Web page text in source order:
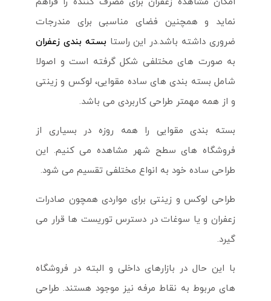
نماید و همچنین فضای مناسبی برای مندرجات
ضروری داشته باشد.در این راستابسته بندی زعفران
به صورت های مختلفی شکل گرفته است و اصولا
شامل بسته بندی های ساده مقوایی، لوکس و زینتی
و از همه مهمتر طراحی کاربردی می باشد.
بسته بندی مقوایی را همه روزه در بسیاری از
فروشگاه های سطح شهر مشاهده می کنیم. این
طراحی ساده خود به انواع مختلفی تقسیم می شود.
طراحی لوکس و زینتی برای مواردی همچون صادرات
زعفران و یا سوغات در دسترس توریست ها قرار می
گیرد.
با این حال در بازارهای داخلی و البته در فروشگاه
های مربوط به نقاط مرفه نیز موجود هستند. طراحی